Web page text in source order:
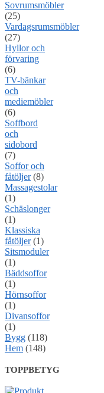
Sovrumsmöbler
(25)
Vardagsrumsmöbler
(27)
Hyllor och
förvaring
(6)
TV-bänkar
och
mediemöbler
(6)
Soffbord
och
sidobord
(7)
Soffor och
fåtöljer (8)
Massagestolar
(1)
Schäslonger
(1)
Klassiska
fåtöljer (1)
Sitsmoduler
(1)
Bäddsoffor
(1)
Hörnsoffor
(1)
Divansoffor
(1)
Bygg (118)
Hem (148)
TOPPBETYG